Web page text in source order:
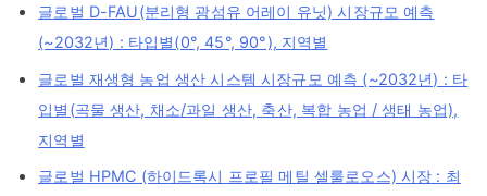
글로벌 D-FAU(분리형 광섬유 어레이 유닛) 시장규모 예측
(~2032년) : 타입별(0°, 45°, 90°), 지역별
글로벌 재생형 농업 생산 시스템 시장규모 예측 (~2032년) : 타
입별(곡물 생산, 채소/과일 생산, 축산, 복합 농업 / 생태 농업),
지역별
글로벌 HPMC (하이드록시 프로필 메틸 셀룰로오스) 시장 : 최